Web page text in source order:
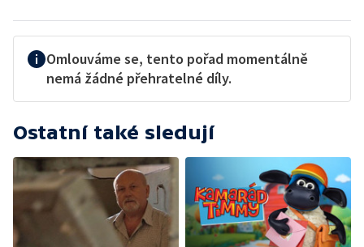
Omlouváme se, tento pořad momentálně
nemá žádné přehratelné díly.
Ostatní také sledují